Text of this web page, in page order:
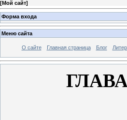
[Мой сайт]
Форма входа
Меню сайта
О сайте Главная страница Блог